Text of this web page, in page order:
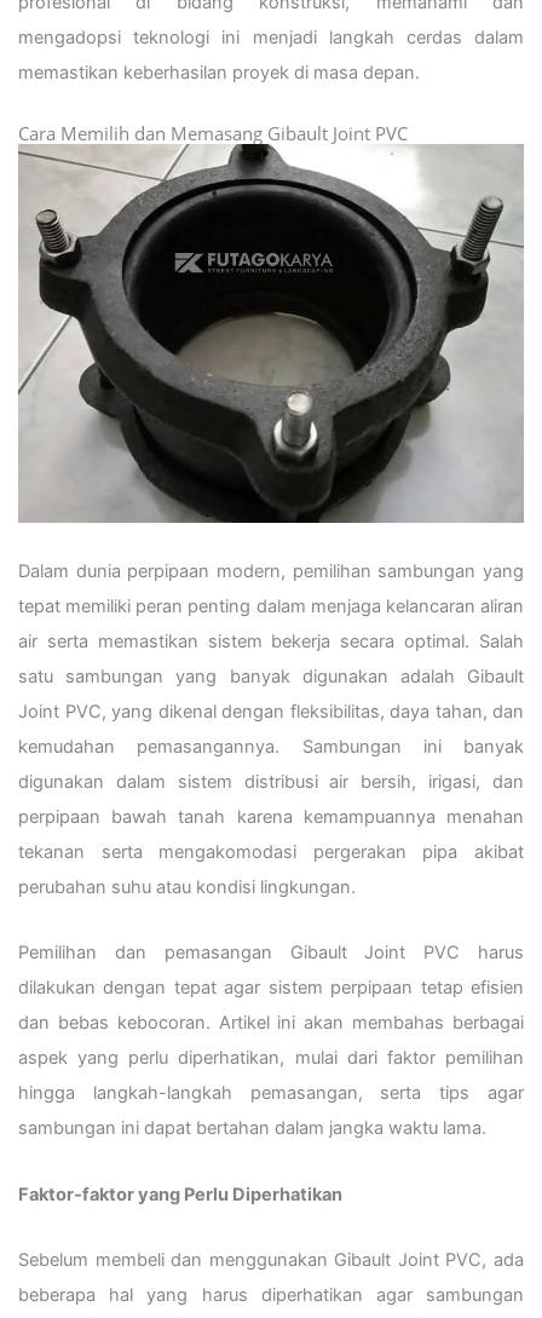
mengadopsi teknologi ini menjadi langkah cerdas dalam
memastikan keberhasilan proyek di masa depan.
Cara Memilih dan Memasang Gibault Joint PVC
Dalam dunia perpipaan modern, pemilihan sambungan yang
tepat memiliki peran penting dalam menjaga kelancaran aliran
air serta memastikan sistem bekerja secara optimal. Salah
satu sambungan yang banyak digunakan adalah Gibault
Joint PVC, yang dikenal dengan fleksibilitas, daya tahan, dan
kemudahan pemasangannya. Sambungan ini banyak
digunakan dalam sistem distribusi air bersih, irigasi, dan
perpipaan bawah tanah karena kemampuannya menahan
tekanan serta mengakomodasi pergerakan pipa akibat
perubahan suhu atau kondisi lingkungan.
Pemilihan dan pemasangan Gibault Joint PVC harus
dilakukan dengan tepat agar sistem perpipaan tetap efisien
dan bebas kebocoran. Artikel ini akan membahas berbagai
aspek yang perlu diperhatikan, mulai dari faktor pemilihan
hingga langkah-langkah pemasangan, serta tips agar
sambungan ini dapat bertahan dalam jangka waktu lama.
Faktor-faktor yang Perlu Diperhatikan
Sebelum membeli dan menggunakan Gibault Joint PVC, ada
beberapa hal yang harus diperhatikan agar sambungan